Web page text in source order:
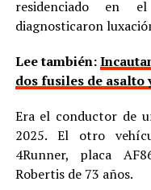
residenciado en
diagnosticaron
Lee también:
dos fusiles de asalto
Era el conductor de
2025. El otro
4Runner, placa
Robertis de 73 años.